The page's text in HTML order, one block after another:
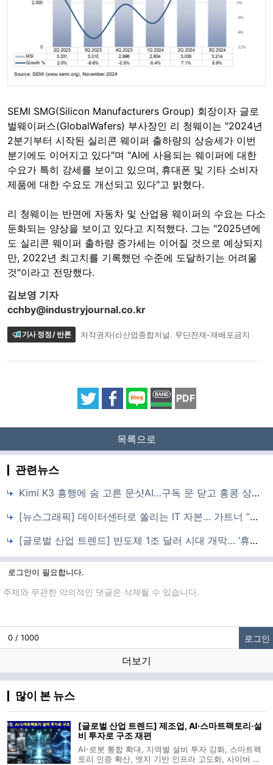
SEMI SMG(Silicon Manufacturers Group) 회장이자 글로
벌웨이퍼스(GlobalWafers) 부사장인 리 청웨이는 "2024년
2분기부터 시작된 실리콘 웨이퍼 출하량의 상승세가 이번
분기에도 이어지고 있다"며 "AI에 사용되는 웨이퍼에 대한
수요가 특히 강세를 보이고 있으며, 휴대폰 및 기타 소비자
제품에 대한 수요도 개선되고 있다"고 밝혔다.
리 청웨이는 반면에 자동차 및 산업용 웨이퍼의 수요는 다소
둔화되는 양상을 보이고 있다고 지적했다. 그는 "2025년에
도 실리콘 웨이퍼 출하량 증가세는 이어질 것으로 예상되지
만, 2022년 최고치를 기록했던 수준에 도달하기는 어려울
것"이라고 전망했다.
김보영 기자
cchby@industryjournal.co.kr
기사 정정 / 반론 저작권자(c)산업종합저널. 무단전재-재배포금지
PDF
목록으로
관련뉴스
Kimi K3 흥행에 숨 고른 문샷AI…구독 문 닫고 홍콩 상장 준비 속도
[뉴스그래픽] 데이터센터로 쏠리는 IT 자본… 가트너 “올해 전 세계 지출 6.3조 달러”
[글로벌 산업 트렌드] 반도체 1조 달러 시대 개막… ‘휴머노이드’ 제조 현장 실전 배치
로그인이 필요합니다.
글입력
0 / 1000 로그인
더보기
많이 본 뉴스
[글로벌 산업 트렌드] 제조업, AI·스마트팩토리·설
비 투자로 구조 재편
AI-로봇 통합 확대, 지역별 설비 투자 강화, 스마트팩
토리 인증 확산, 엣지 기반 인프라 고도화, 사이버 위